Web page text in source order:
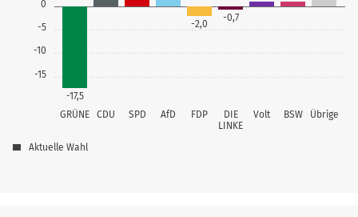
-15
-10
-5
0
GRÜNE CDU SPD AfD FDP
DIE
LINKE
Volt BSW Übrige
-17,5
-2,0
-0,7
Aktuelle Wahl